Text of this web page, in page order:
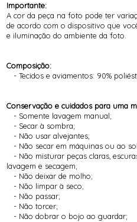
Importante:
A cor da peça na foto pode ter
de acordo com o dispositivo que
e iluminação do ambiente da foto.
Composição:
- Tecidos e aviamentos: 90%
Conservação e cuidados para uma
- Somente lavagem manual;
- Secar à sombra;
- Não usar alvejantes;
- Não secar em máquinas ou ao
- Não misturar peças claras,
lavagem e secagem;
- Não deixar de molho;
- Não limpar à seco;
- Não passar;
- Não torcer;
- Não dobrar o bojo ao guardar;